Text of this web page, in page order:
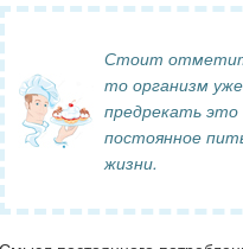
Стоит
то организм
предрекать
постоянное
жизни.